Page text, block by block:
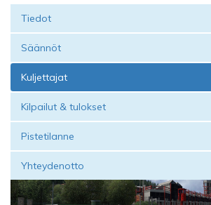
Tiedot
Säännöt
Kuljettajat
Kilpailut & tulokset
Pistetilanne
Yhteydenotto